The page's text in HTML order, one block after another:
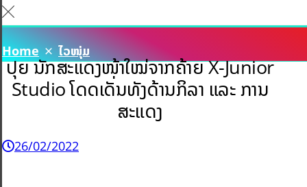
Home ໄວໜຸ່ມ
ປຸຍ ນັກສະແດງໜ້າໃໝ່ຈາກຄ້າຍ X-Junior
Studio ໂດດເດັ່ນທັງດ້ານກິລາ ແລະ ການ
ສະແດງ
26/02/2022